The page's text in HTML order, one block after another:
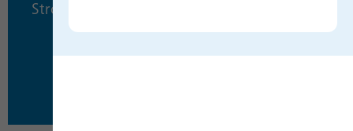
Stromtankstellen in Bonn.